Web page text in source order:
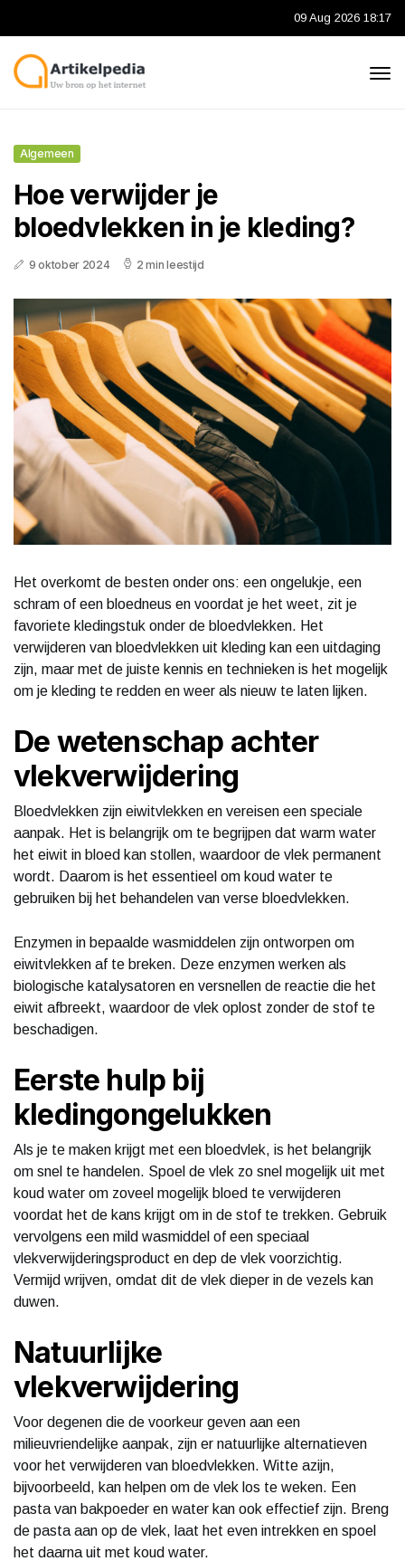
09 Aug 2026 18:17
Algemeen
Hoe verwijder je
bloedvlekken in je kleding?
9 oktober 2024 2 min leestijd
Het overkomt de besten onder ons: een ongelukje, een
schram of een bloedneus en voordat je het weet, zit je
favoriete kledingstuk onder de bloedvlekken. Het
verwijderen van bloedvlekken uit kleding kan een uitdaging
zijn, maar met de juiste kennis en technieken is het mogelijk
om je kleding te redden en weer als nieuw te laten lijken.
De wetenschap achter
vlekverwijdering
Bloedvlekken zijn eiwitvlekken en vereisen een speciale
aanpak. Het is belangrijk om te begrijpen dat warm water
het eiwit in bloed kan stollen, waardoor de vlek permanent
wordt. Daarom is het essentieel om koud water te
gebruiken bij het behandelen van verse bloedvlekken.
Enzymen in bepaalde wasmiddelen zijn ontworpen om
eiwitvlekken af te breken. Deze enzymen werken als
biologische katalysatoren en versnellen de reactie die het
eiwit afbreekt, waardoor de vlek oplost zonder de stof te
beschadigen.
Eerste hulp bij
kledingongelukken
Als je te maken krijgt met een bloedvlek, is het belangrijk
om snel te handelen. Spoel de vlek zo snel mogelijk uit met
koud water om zoveel mogelijk bloed te verwijderen
voordat het de kans krijgt om in de stof te trekken. Gebruik
vervolgens een mild wasmiddel of een speciaal
vlekverwijderingsproduct en dep de vlek voorzichtig.
Vermijd wrijven, omdat dit de vlek dieper in de vezels kan
duwen.
Natuurlijke
vlekverwijdering
Voor degenen die de voorkeur geven aan een
milieuvriendelijke aanpak, zijn er natuurlijke alternatieven
voor het verwijderen van bloedvlekken. Witte azijn,
bijvoorbeeld, kan helpen om de vlek los te weken. Een
pasta van bakpoeder en water kan ook effectief zijn. Breng
de pasta aan op de vlek, laat het even intrekken en spoel
het daarna uit met koud water.